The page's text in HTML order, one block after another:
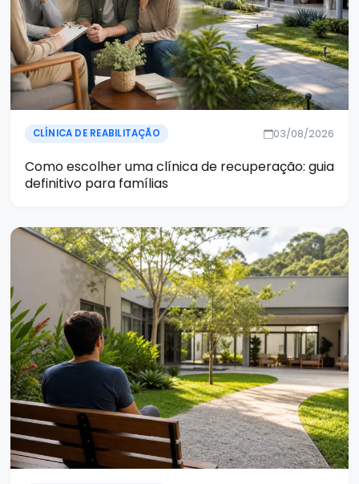
CLÍNICA DE REABILITAÇÃO 03/08/2026
Como escolher uma clínica de recuperação: guia
definitivo para famílias